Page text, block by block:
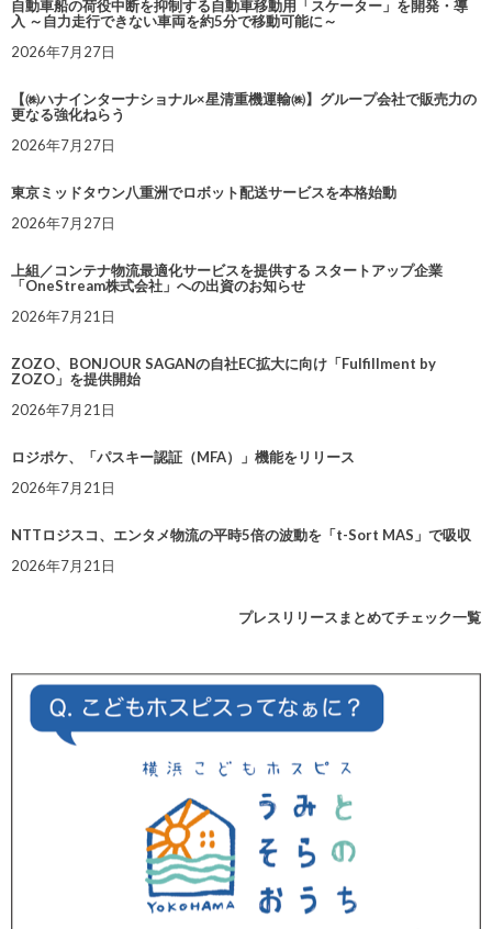
自動車船の荷役中断を抑制する自動車移動用「スケーター」を開発・導
入 ～自力走行できない車両を約5分で移動可能に～
2026年7月27日
【㈱ハナインターナショナル×星清重機運輸㈱】グループ会社で販売力の
更なる強化ねらう
2026年7月27日
東京ミッドタウン八重洲でロボット配送サービスを本格始動
2026年7月27日
上組／コンテナ物流最適化サービスを提供する スタートアップ企業
「OneStream株式会社」への出資のお知らせ
2026年7月21日
ZOZO、BONJOUR SAGANの自社EC拡大に向け「Fulfillment by
ZOZO」を提供開始
2026年7月21日
ロジポケ、「パスキー認証（MFA）」機能をリリース
2026年7月21日
NTTロジスコ、エンタメ物流の平時5倍の波動を「t-Sort MAS」で吸収
2026年7月21日
プレスリリースまとめてチェック一覧